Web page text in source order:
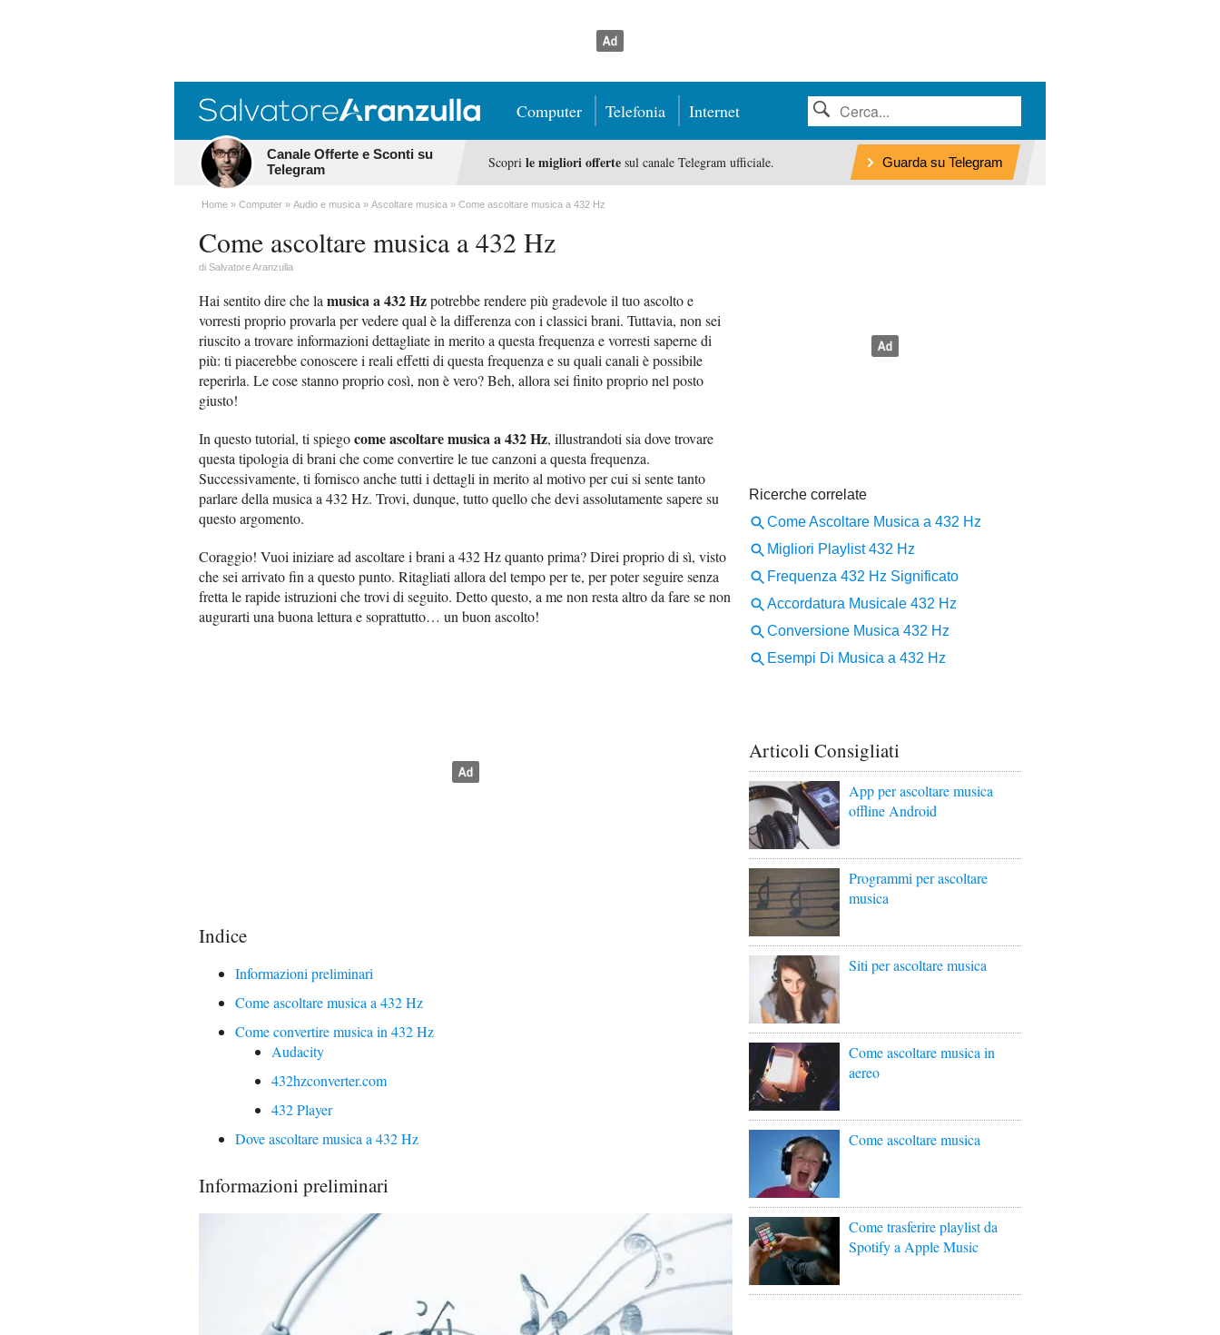
Computer Telefonia Internet
Canale Offerte e Sconti su
Telegram
Scopri le migliori offertesul canale Telegram ufficiale. Guarda su Telegram
Home Computer Audio e musica Ascoltare musica Come ascoltare musica a 432 Hz
Come ascoltare musica a 432 Hz
di Salvatore Aranzulla
Hai sentito dire che la musica a 432 Hzpotrebbe rendere più gradevole il tuo ascolto e
vorresti proprio provarla per vedere qual è la differenza con i classici brani. Tuttavia, non sei
riuscito a trovare informazioni dettagliate in merito a questa frequenza e vorresti saperne di
più: ti piacerebbe conoscere i reali effetti di questa frequenza e su quali canali è possibile
reperirla. Le cose stanno proprio così, non è vero? Beh, allora sei finito proprio nel posto
giusto!
In questo tutorial, ti spiegocome ascoltare musica a 432 Hz, illustrandoti sia dove trovare
questa tipologia di brani che come convertire le tue canzoni a questa frequenza.
Successivamente, ti fornisco anche tutti i dettagli in merito al motivo per cui si sente tanto
parlare della musica a 432 Hz. Trovi, dunque, tutto quello che devi assolutamente sapere su
questo argomento.
Coraggio! Vuoi iniziare ad ascoltare i brani a 432 Hz quanto prima? Direi proprio di sì, visto
che sei arrivato fin a questo punto. Ritagliati allora del tempo per te, per poter seguire senza
fretta le rapide istruzioni che trovi di seguito. Detto questo, a me non resta altro da fare se non
augurarti una buona lettura e soprattutto… un buon ascolto!
Indice
Informazioni preliminari
Come ascoltare musica a 432 Hz
Come convertire musica in 432 Hz
Audacity
432hzconverter.com
432 Player
Dove ascoltare musica a 432 Hz
Informazioni preliminari
Articoli Consigliati
App per ascoltare musica
offline Android
Programmi per ascoltare
musica
Siti per ascoltare musica
Come ascoltare musica in
aereo
Come ascoltare musica
Come trasferire playlist da
Spotify a Apple Music